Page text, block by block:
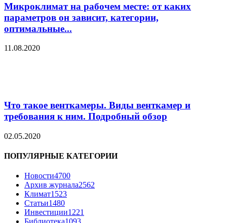
Микроклимат на рабочем месте: от каких
параметров он зависит, категории,
оптимальные...
11.08.2020
Что такое венткамеры. Виды венткамер и
требования к ним. Подробный обзор
02.05.2020
ПОПУЛЯРНЫЕ КАТЕГОРИИ
Новости4700
Архив журнала2562
Климат1523
Статьи1480
Инвестиции1221